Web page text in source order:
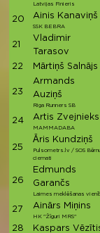
Latvijas Finieris
20 Ainis Kanaviņš
SSK BEBRA
21
Vladimir
Tarasov
22 Mārtiņš Salnājs
23
Armands
Auziņš
Riga Runners SB
24 Artis Zvejnieks
MAMMADABA
25
Āris Kundziņš
Pulsometrs.lv / SOS
ciemati
26
Edmunds
Garančs
Laimes meklēšanas
27 Ainārs Miņins
HK "Žīguri MRS"
28 Kaspars